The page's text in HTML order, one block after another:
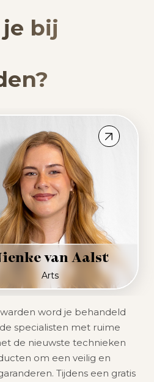
bij
van Aalst
Arts
word je behandeld
specialisten met ruime
de nieuwste technieken
om een veilig en
Tijdens een gratis